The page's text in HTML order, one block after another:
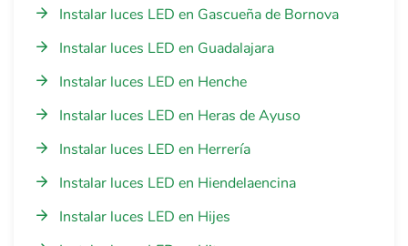
Instalar luces LED en Gascueña de Bornova
Instalar luces LED en Guadalajara
Instalar luces LED en Henche
Instalar luces LED en Heras de Ayuso
Instalar luces LED en Herrería
Instalar luces LED en Hiendelaencina
Instalar luces LED en Hijes